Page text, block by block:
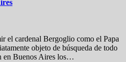
el cardenal Bergoglio como el Papa
objeto de búsqueda de todo
en Buenos Aires los…